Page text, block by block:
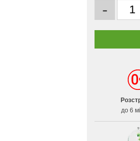
-
до 6